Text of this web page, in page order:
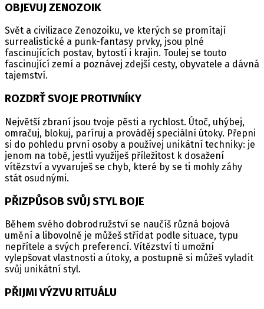
OBJEVUJ ZENOZOIK
Svět a civilizace Zenozoiku, ve kterých se promítají
surrealistické a punk-fantasy prvky, jsou plné
fascinujících postav, bytostí i krajin. Toulej se touto
fascinující zemí a poznávej zdejší cesty, obyvatele a dávná
tajemství.
ROZDRŤ SVOJE PROTIVNÍKY
Největší zbraní jsou tvoje pěsti a rychlost. Útoč, uhýbej,
omračuj, blokuj, paríruj a prováděj speciální útoky. Přepni
si do pohledu první osoby a používej unikátní techniky: je
jenom na tobě, jestli využiješ příležitost k dosažení
vítězství a vyvaruješ se chyb, které by se ti mohly záhy
stát osudnými.
PŘIZPŮSOB SVŮJ STYL BOJE
Během svého dobrodružství se naučíš různá bojová
umění a libovolně je můžeš střídat podle situace, typu
nepřítele a svých preferencí. Vítězství ti umožní
vylepšovat vlastnosti a útoky, a postupně si můžeš vyladit
svůj unikátní styl.
PŘIJMI VÝZVU RITUÁLU